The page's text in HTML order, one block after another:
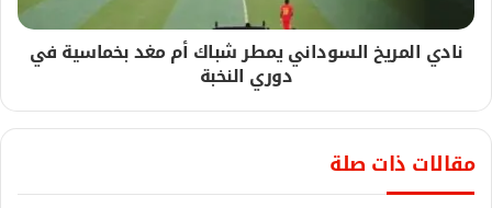
نادي المريخ السوداني يمطر شباك أم مغد بخماسية في
دوري النخبة
مقالات ذات صلة